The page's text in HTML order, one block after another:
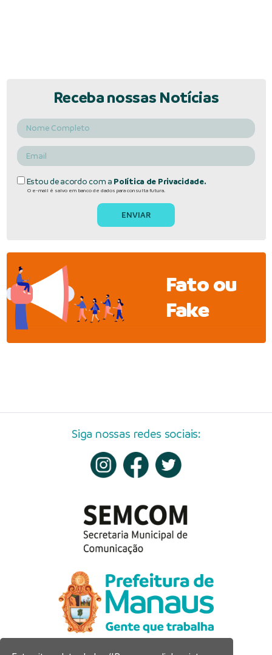
Receba nossas Notícias
Estou de acordo com a Política de Privacidade.
O e-mail é salvo em banco de dados para consulta futura.
Fato ou
Fake
Siga nossas redes sociais: